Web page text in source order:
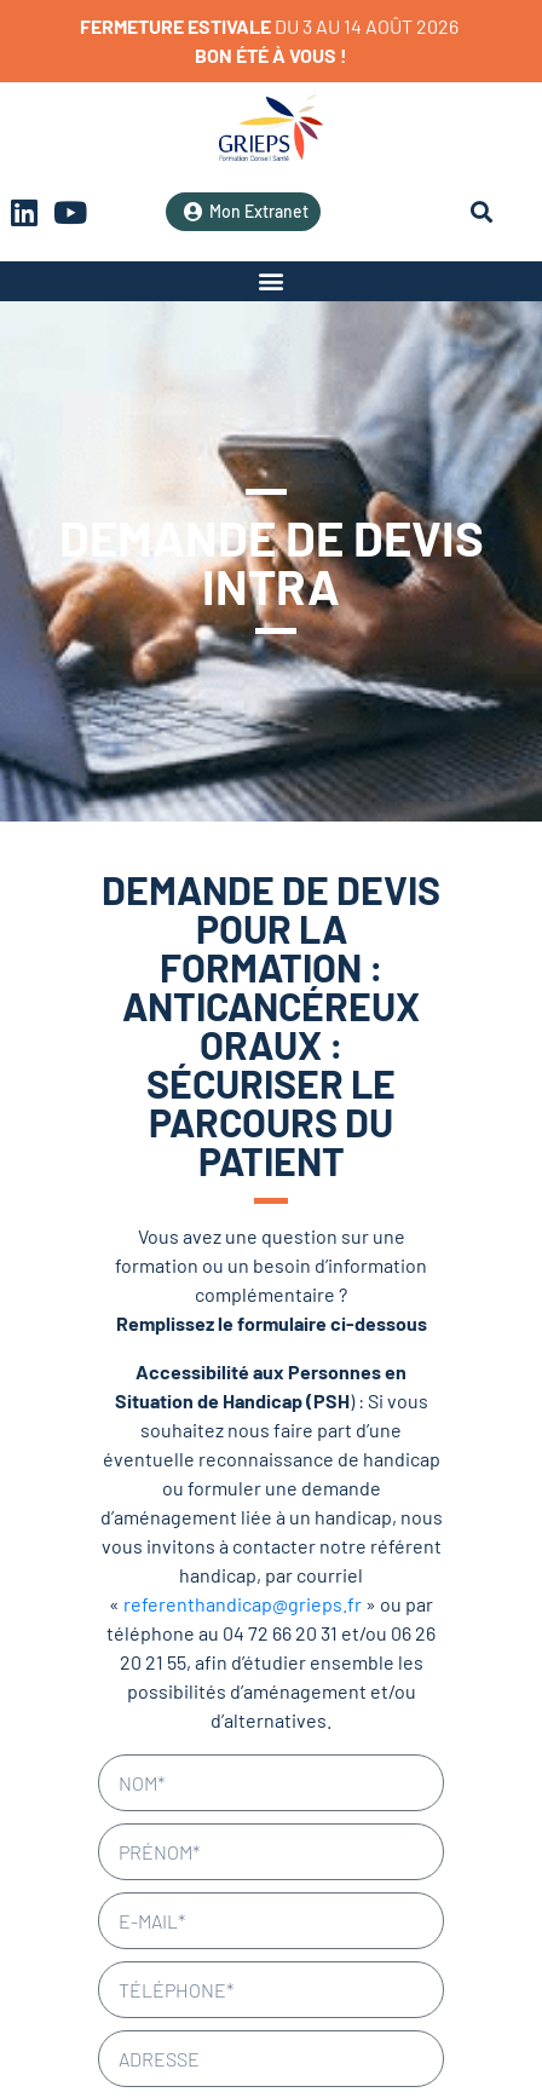
FERMETURE ESTIVALE DU 3 AU 14 AOÛT 2026
BON ÉTÉÀ VOUS !
Mon Extranet
DEMANDE DE DEVIS
INTRA
DEMANDE DE DEVIS
POUR LA
FORMATION :
ANTICANCÉREUX
ORAUX :
SÉCURISER LE
PARCOURS DU
PATIENT
Vous avez une question sur une
formation ou un besoin d’information
complémentaire ?
Remplissez le formulaire ci-dessous
Accessibilité aux Personnes en
Situation de Handicap (PSH) : Si vous
souhaitez nous faire part d’une
éventuelle reconnaissance de handicap
ou formuler une demande
d’aménagement liée à un handicap, nous
vous invitons à contacter notre référent
handicap, par courriel
« referenthandicap@grieps.fr » ou par
téléphone au 04 72 66 20 31 et/ou 06 26
20 21 55, afin d’étudier ensemble les
possibilités d’aménagement et/ou
d’alternatives.